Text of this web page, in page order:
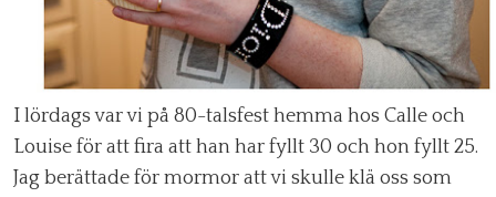
I lördags var vi på 80-talsfest hemma hos Calle och
Louise för att fira att han har fyllt 30 och hon fyllt 25.
Jag berättade för mormor att vi skulle klä oss som